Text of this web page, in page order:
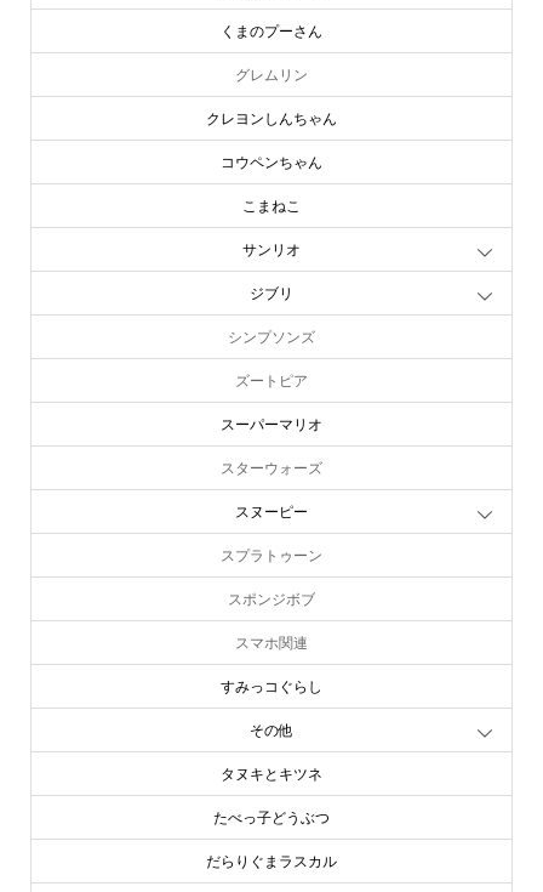
くまのプーさん
グレムリン
クレヨンしんちゃん
コウペンちゃん
こまねこ
サンリオ
ジブリ
シンプソンズ
ズートピア
スーパーマリオ
スターウォーズ
スヌーピー
スプラトゥーン
スポンジボブ
スマホ関連
すみっコぐらし
その他
タヌキとキツネ
たべっ子どうぶつ
だらりぐまラスカル